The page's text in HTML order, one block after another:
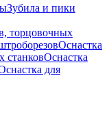
Зубила и пики
торцовочных
Оснастка
станковОснастка
для